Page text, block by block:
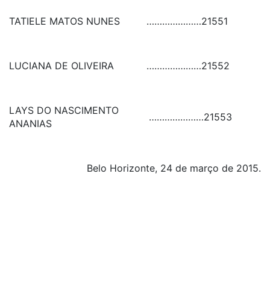
TATIELE MATOS NUNES …………………21551
LUCIANA DE OLIVEIRA …………………21552
LAYS DO NASCIMENTO
ANANIAS
…………………21553
Belo Horizonte, 24 de março de 2015.